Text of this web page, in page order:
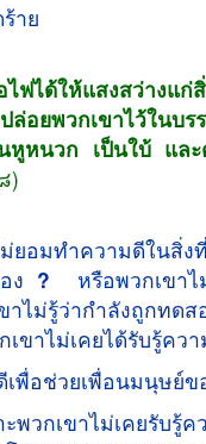
าย
ฟได้ให้แสงสว่างแ
ล่อยพวกเขาไว้ในบ
หูหนวก เป็นใบ้ แล
)
ยอมทำความดีในสิ่ง
ง ? หรือพวกเขาไ
าไม่รู้ว่ากำลังถูกทด
เขาไม่เคยได้รับรู้คว
พื่อช่วยเพื่อนมนุษย์
เขาไม่เคยรับรู้คว